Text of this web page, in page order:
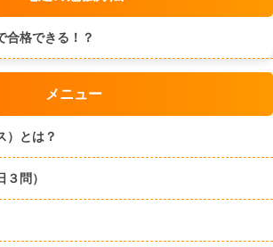
合格できる！？
メニュー
）とは？
問）